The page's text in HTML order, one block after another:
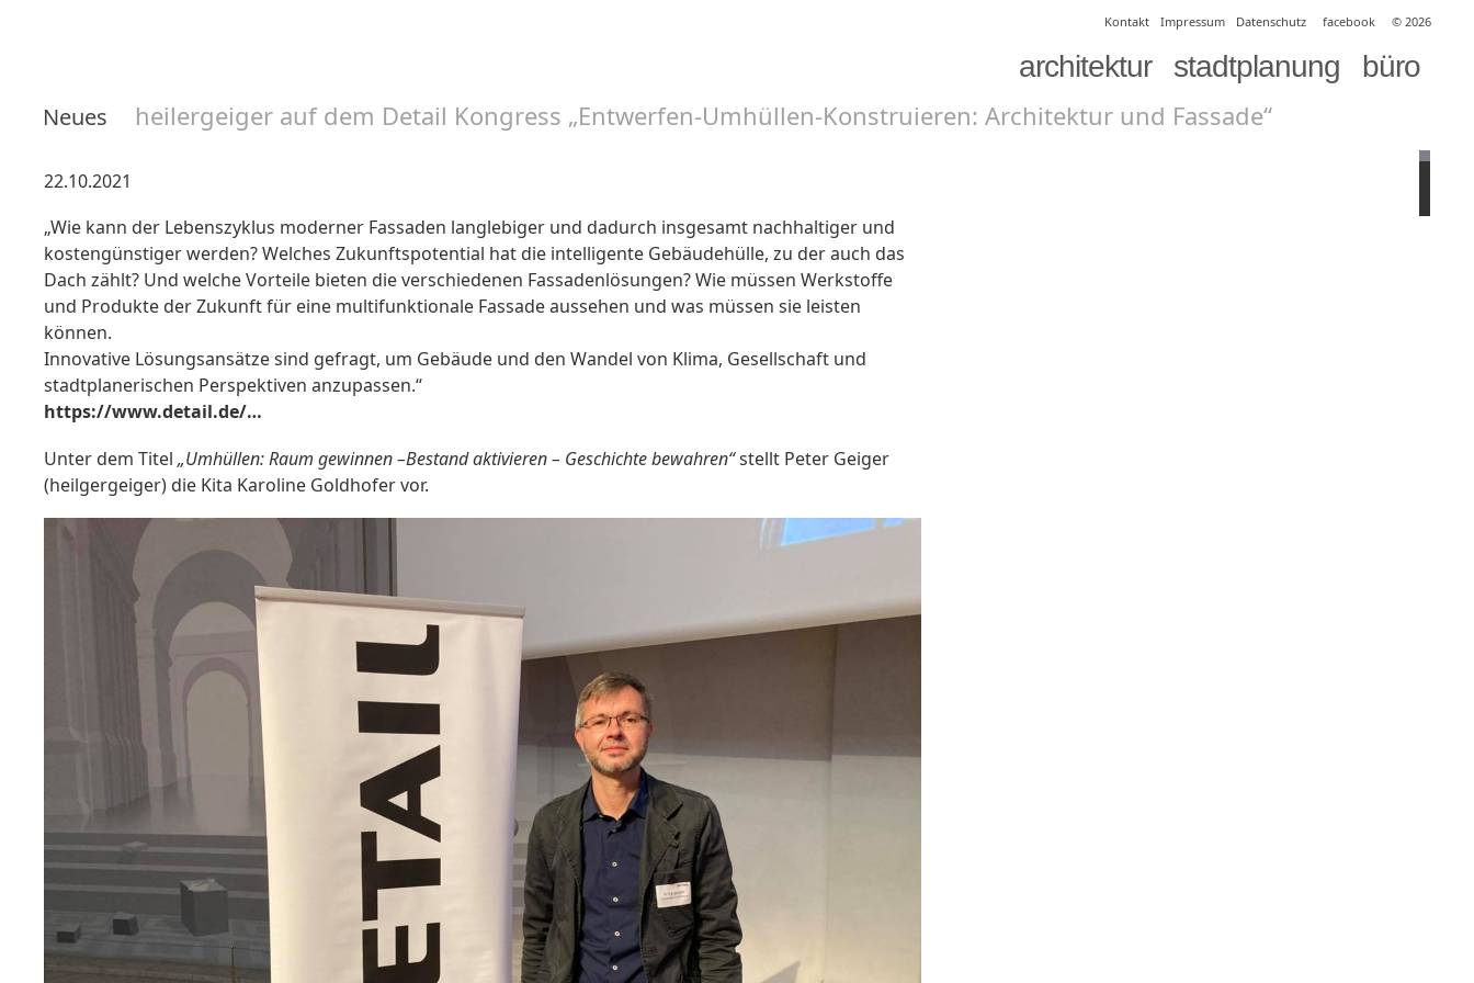
Kontakt Impressum Datenschutz facebook © 2026
architektur stadtplanung büro
Neues heilergeiger auf dem Detail Kongress „Entwerfen-Umhüllen-Konstruieren: Architektur und Fassade“
22.10.2021
„Wie kann der Lebenszyklus moderner Fassaden langlebiger und dadurch insgesamt nachhaltiger und
kostengünstiger werden? Welches Zukunftspotential hat die intelligente Gebäudehülle, zu der auch das
Dach zählt? Und welche Vorteile bieten die verschiedenen Fassadenlösungen? Wie müssen Werkstoffe
und Produkte der Zukunft für eine multifunktionale Fassade aussehen und was müssen sie leisten
können.
Innovative Lösungsansätze sind gefragt, um Gebäude und den Wandel von Klima, Gesellschaft und
stadtplanerischen Perspektiven anzupassen.“
https://www.detail.de/…
Unter dem Titel „Umhüllen: Raum gewinnen –Bestand aktivieren – Geschichte bewahren“stellt Peter Geiger
(heilgergeiger) die Kita Karoline Goldhofer vor.